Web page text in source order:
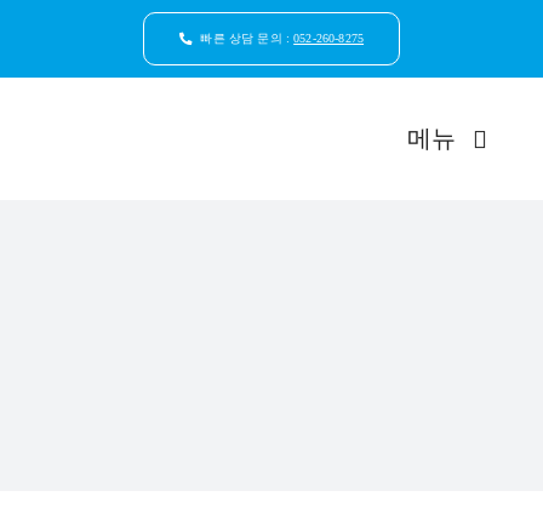
빠른 상담 문의 :052-260-8275
메뉴